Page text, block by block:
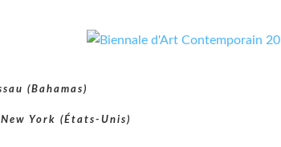
(Bahamas)
York (États-Unis)